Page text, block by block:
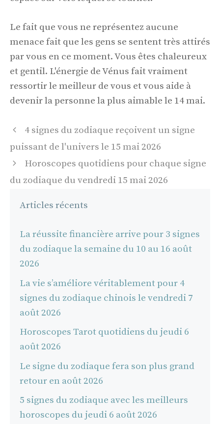
Le fait que vous ne représentez aucune
menace fait que les gens se sentent très attirés
par vous en ce moment. Vous êtes chaleureux
et gentil. L'énergie de Vénus fait vraiment
ressortir le meilleur de vous et vous aide à
devenir la personne la plus aimable le 14 mai.
Navigation
des
4 signes du zodiaque reçoivent un signe
puissant de l'univers le 15 mai 2026
Horoscopes quotidiens pour chaque signe
du zodiaque du vendredi 15 mai 2026
Articles récents
La réussite financière arrive pour 3 signes
du zodiaque la semaine du 10 au 16 août
2026
La vie s’améliore véritablement pour 4
signes du zodiaque chinois le vendredi 7
août 2026
Horoscopes Tarot quotidiens du jeudi 6
août 2026
Le signe du zodiaque fera son plus grand
retour en août 2026
5 signes du zodiaque avec les meilleurs
horoscopes du jeudi 6 août 2026